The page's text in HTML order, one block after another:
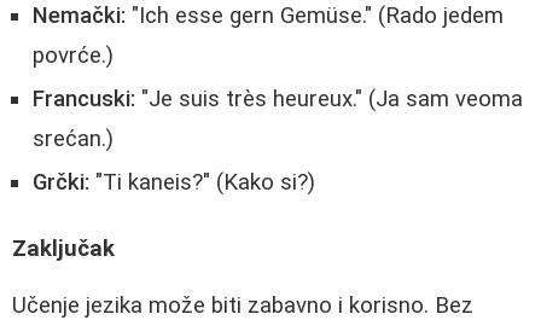
Nemački: "Ich esse gern Gemüse." (Rado jedem
povrće.)
Francuski: "Je suis très heureux." (Ja sam veoma
srećan.)
Grčki: "Ti kaneis?" (Kako si?)
Zaključak
Učenje jezika može biti zabavno i korisno. Bez